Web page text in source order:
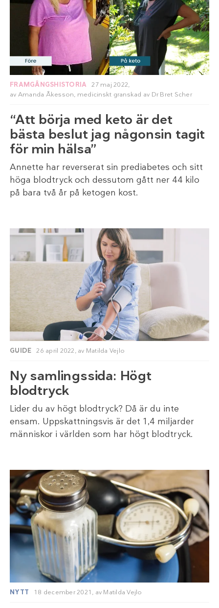
FRAMGÅNGSHISTORIA
27 maj 2022,
av Amanda Åkesson, medicinskt granskad av Dr Bret Scher
“Att börja med keto är det
bästa beslut jag någonsin tagit
för min hälsa”
Annette har reverserat sin prediabetes och sitt
höga blodtryck och dessutom gått ner 44 kilo
på bara två år på ketogen kost.
GUIDE 26 april 2022, av Matilda Vejlo
Ny samlingssida: Högt
blodtryck
Lider du av högt blodtryck? Då är du inte
ensam. Uppskattningsvis är det 1,4 miljarder
människor i världen som har högt blodtryck.
NYTT 18 december 2021, av Matilda Vejlo